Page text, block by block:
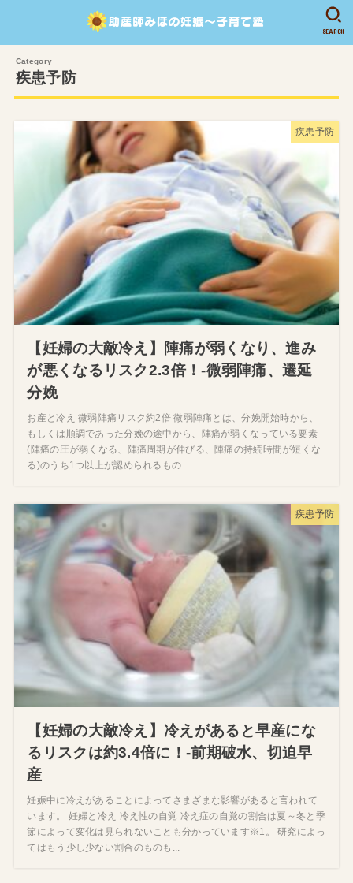
SEARCH
疾患予防
疾患予防
【妊婦の大敵冷え】陣痛が弱くなり、進み
が悪くなるリスク2.3倍！‐微弱陣痛、遷延
分娩
お産と冷え 微弱陣痛リスク約2倍 微弱陣痛とは、分娩開始時から、
もしくは順調であった分娩の途中から、陣痛が弱くなっている要素
(陣痛の圧が弱くなる、陣痛周期が伸びる、陣痛の持続時間が短くな
る)のうち1つ以上が認められるもの...
疾患予防
【妊婦の大敵冷え】冷えがあると早産にな
るリスクは約3.4倍に！‐前期破水、切迫早
産
妊娠中に冷えがあることによってさまざまな影響があると言われて
います。 妊婦と冷え 冷え性の自覚 冷え症の自覚の割合は夏～冬と季
節によって変化は見られないことも分かっています※1。 研究によっ
てはもう少し少ない割合のものも...